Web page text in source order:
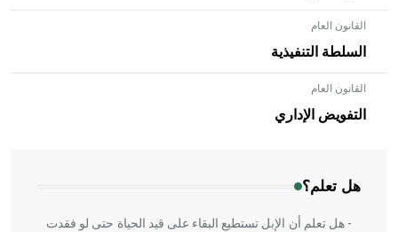
القانون العام
السلطة التنفيذية
القانون العام
التفويض الإداري
هل تعلم؟
- هل تعلم أن الأبلق نوع من الفنون الهندسية التي ارتبطت
بالعمارة الإسلامية في بلاد الشام ومصر خاصة، حيث يحرص
المعمار على بناء مداميكه وخاصة في الواجهات
- هل تعلم أن الإبل تستطيع البقاء على قيد الحياة حتى لو فقدت